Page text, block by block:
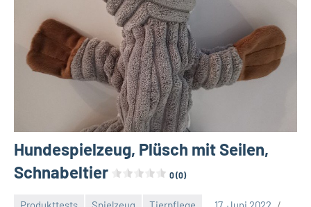
Hundespielzeug, Plüsch mit Seilen,
Schnabeltier
0 (0)